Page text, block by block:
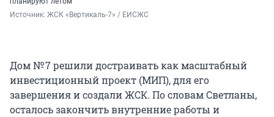
Источник: ЖСК «Вертикаль-7» / ЕИСЖС
Дом № 7 решили достраивать как масштабный
инвестиционный проект (МИП), для его
завершения и создали ЖСК. По словам Светланы,
осталось закончить внутренние работы и